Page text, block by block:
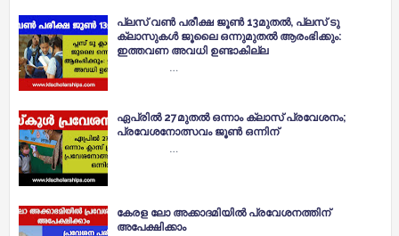
പ്ലസ് വണ്‍ പരീക്ഷ ജൂൺ 13മുതൽ, പ്ലസ് ടു
ക്ലാസുകൾ ജൂലൈ ഒന്നുമുതൽ ആരംഭിക്കും:
ഇത്തവണ അവധി ഉണ്ടാകില്ല
…
ഏപ്രിൽ 27മുതൽ ഒന്നാം ക്ലാസ് പ്രവേശനം;
പ്രവേശനോത്സവം ജൂൺ ഒന്നിന്
…
കേരള ലോ അക്കാദമിയില്‍ പ്രവേശനത്തിന്
അപേക്ഷിക്കാം